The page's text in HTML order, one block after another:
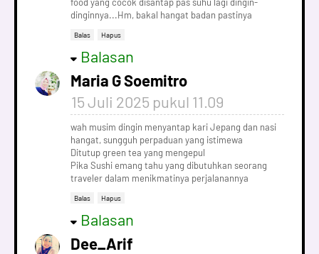
food yang cocok disantap pas suhu lagi dingin-
dinginnya...Hm, bakal hangat badan pastinya
Balas Hapus
Balasan
Maria G Soemitro
15 Juli 2025 pukul 11.09
wah musim dingin menyantap kari Jepang dan nasi
hangat, sungguh perpaduan yang istimewa
Ditutup green tea yang mengepul
Pika Sushi emang tahu yang dibutuhkan seorang
traveler dalam menikmatinya perjalanannya
Balas Hapus
Balasan
Dee_Arif